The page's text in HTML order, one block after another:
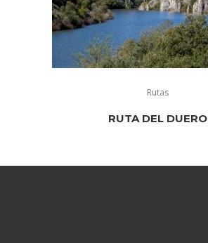
Rutas
RUTA DEL DUERO